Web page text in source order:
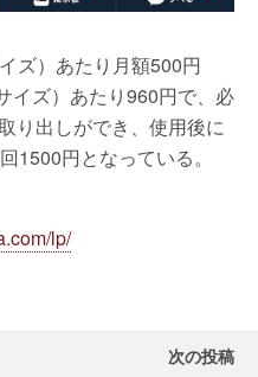
ズ）あたり月額500円
イズ）あたり960円で、必
り出しができ、使用後に
1500円となっている。
lp/
次の投稿